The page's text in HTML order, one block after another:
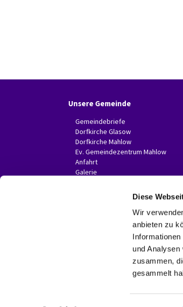
Diese
Wir
anbieten zu
und
zusammen,
gesammelt
Unsere Gemeinde
Gemeindebriefe
Dorfkirche Glasow
Dorfkirche Mahlow
Ev. Gemeindezentrum Mahlow
Anfahrt
Galerie